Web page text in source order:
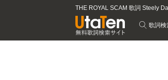
THE ROYAL SCAM 歌詞 Steely
歌詞検